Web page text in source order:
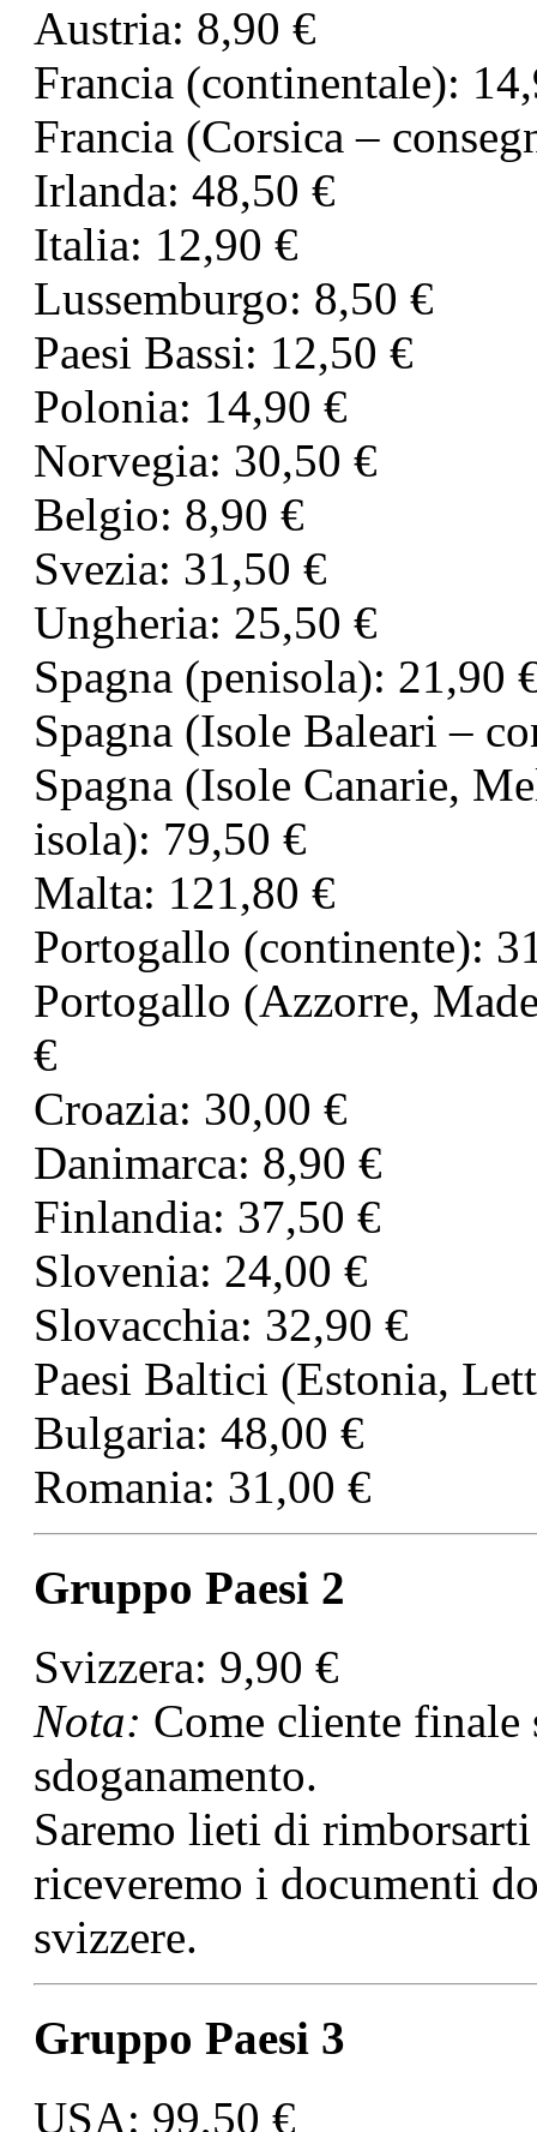
Austria: 8,90 €
Francia (continentale):
Francia (Corsica –
Irlanda: 48,50 €
Italia: 12,90 €
Lussemburgo: 8,50 €
Paesi Bassi: 12,50 €
Polonia: 14,90 €
Norvegia: 30,50 €
Belgio: 8,90 €
Svezia: 31,50 €
Ungheria: 25,50 €
Spagna (penisola): 21,90
Spagna (Isole Baleari –
Spagna (Isole Canarie,
isola): 79,50 €
Malta: 121,80 €
Portogallo (continente):
Portogallo (Azzorre,
€
Croazia: 30,00 €
Danimarca: 8,90 €
Finlandia: 37,50 €
Slovenia: 24,00 €
Slovacchia: 32,90 €
Paesi Baltici (Estonia,
Bulgaria: 48,00 €
Romania: 31,00 €
Gruppo Paesi 2
Svizzera: 9,90 €
Nota: Come cliente finale
sdoganamento.
Saremo lieti di rimborsarti
riceveremo i documenti
svizzere.
Gruppo Paesi 3
USA: 99,50 €